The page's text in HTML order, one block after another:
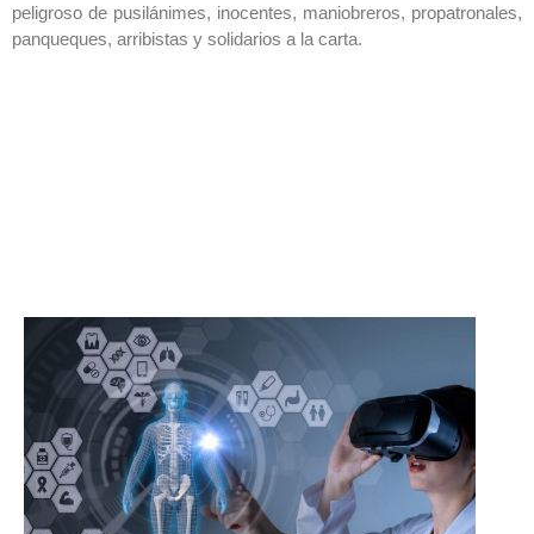
peligroso de pusilánimes, inocentes, maniobreros, propatronales,
panqueques, arribistas y solidarios a la carta.